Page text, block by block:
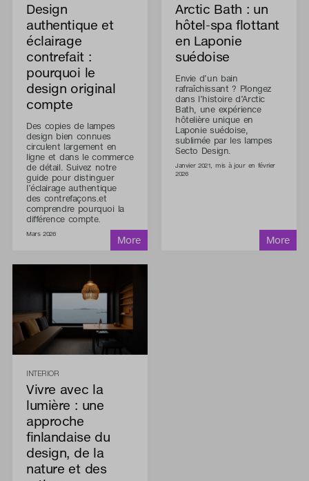
Design
authentique et
éclairage
contrefait :
pourquoi le
design original
compte
Des copies de lampes
design bien connues
circulent largement en
ligne et dans le commerce
de détail. Suivez notre
guide pour distinguer
l’éclairage authentique
des contrefaçons.et
comprendre pourquoi la
différence compte.
Mars 2026
Arctic Bath : un
hôtel-spa flottant
en Laponie
suédoise
Envie d’un bain
rafraîchissant ? Plongez
dans l’histoire d’Arctic
Bath, une expérience
hôtelière unique en
Laponie suédoise,
sublimée par les lampes
Secto Design.
Janvier 2021, mis à jour en février
2026
INTERIOR
Vivre avec la
lumière : une
approche
finlandaise du
design, de la
nature et des